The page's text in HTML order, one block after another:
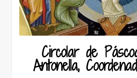
Circolar de
Antonella,